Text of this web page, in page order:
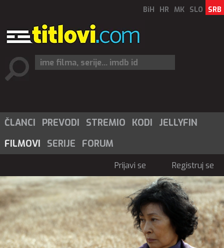
BiH HR MK SLO SRB
ČLANCI PREVODI STREMIO KODI
JELLYFIN
FILMOVI
SERIJE FORUM
Prijavi se Registruj se